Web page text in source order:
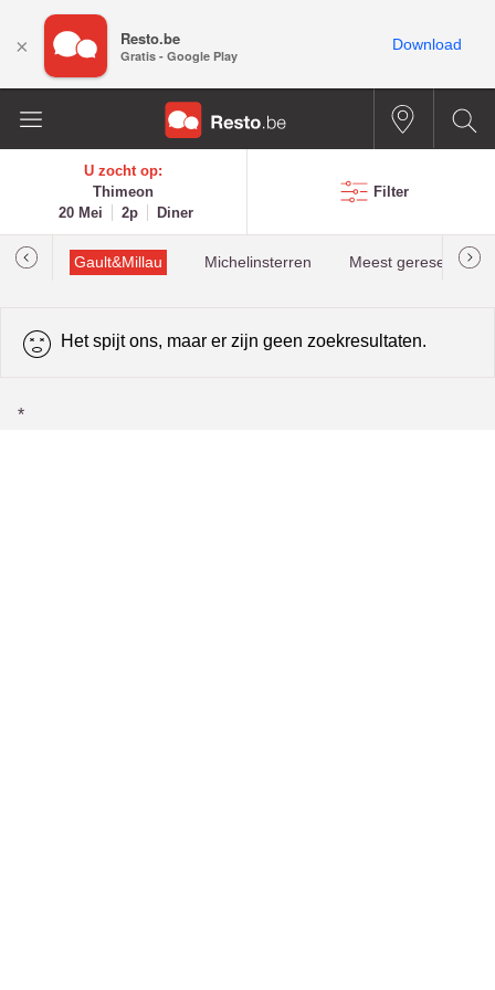
U zocht op:
Thimeon
20 Mei
2p Diner
Filter
Gault&Millau Michelinsterren Meest gereserveerd
Het spijt ons, maar er zijn geen zoekresultaten.
*
× Resto.be
Gratis - Google Play
Download